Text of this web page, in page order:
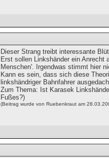
Dieser Strang treibt interessante
Erst sollen Linkshänder ein Anrecht
Menschen'. Irgendwas stimmt hier
Kann es sein, dass sich diese
linkshändriger Bahnfahrer
Zum Thema: Ist Karasek
Fußes?)
(Beitrag wurde von Ruebenkraut am